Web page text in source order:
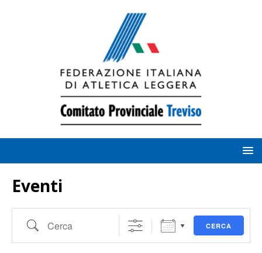
Eventi
CERCA